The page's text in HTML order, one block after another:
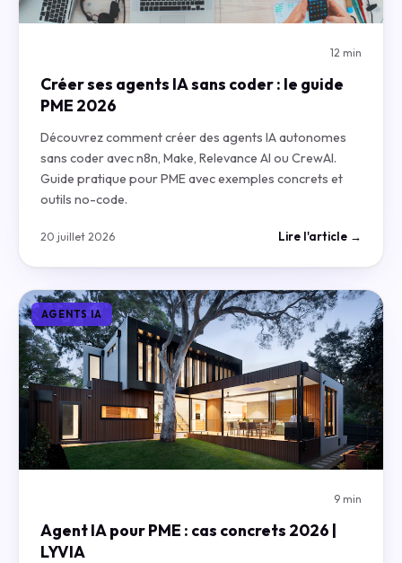
12 min
Créer ses agents IA sans coder : le guide
PME 2026
Découvrez comment créer des agents IA autonomes
sans coder avec n8n, Make, Relevance AI ou CrewAI.
Guide pratique pour PME avec exemples concrets et
outils no-code.
20 juillet 2026 Lire l'article →
AGENTS IA
9 min
Agent IA pour PME : cas concrets 2026 |
LYVIA